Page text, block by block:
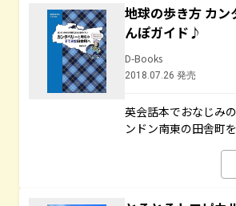
地球の歩き方 カ
んぽガイド♪
D-Books
2018.07.26 発売
英会話本でおなじみ
ンドン南東の田舎町